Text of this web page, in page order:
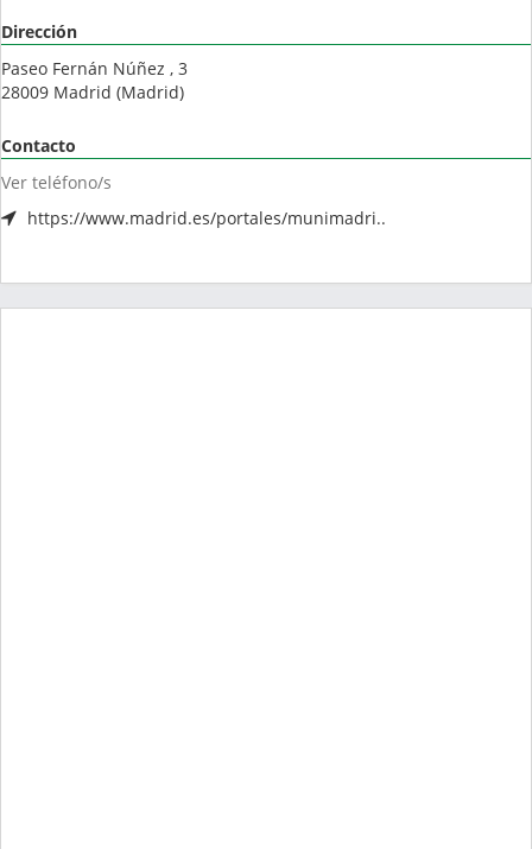
Dirección
Paseo Fernán Núñez , 3
28009 Madrid (Madrid)
Contacto
Ver teléfono/s
https://www.madrid.es/portales/munimadri..